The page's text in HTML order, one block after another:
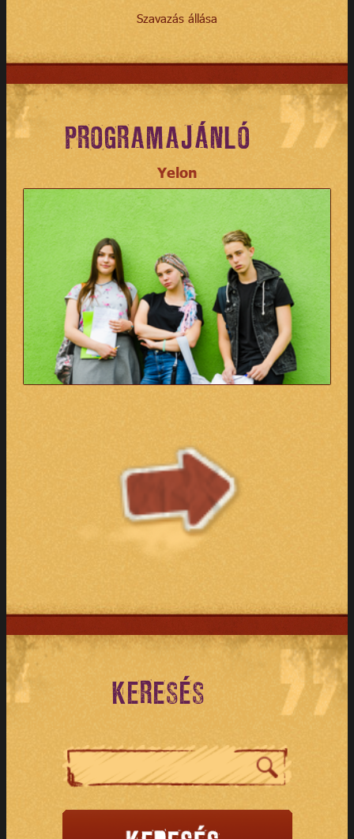
Szavazás állása
PROGRAMAJÁNLÓ
Yelon
KERESÉS